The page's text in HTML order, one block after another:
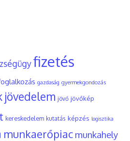
fizetés
gazdaság gyermekgondozás
jövedelem jövő jövőkép
kereskedelem kutatás képzés logisztika
munkaerőpiac munkahely